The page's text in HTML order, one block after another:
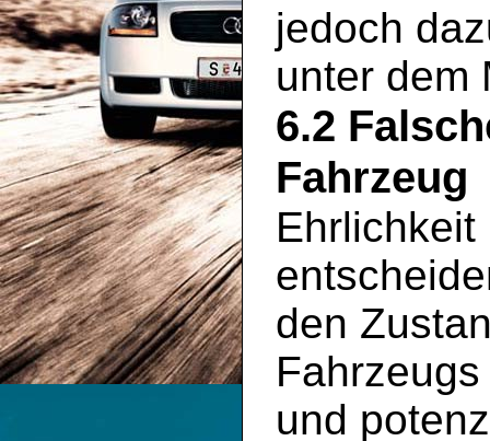
jedoch
unter dem
6.2
Fahrzeug
Ehrlichkeit
den
und